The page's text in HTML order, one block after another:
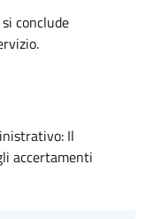
conclude
Il
accertamenti